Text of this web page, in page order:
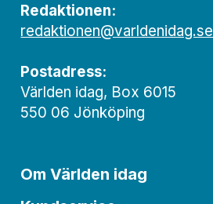
Redaktionen:
redaktionen@varldenidag.se
Postadress:
Världen idag, Box 6015
550 06 Jönköping
Om Världen idag